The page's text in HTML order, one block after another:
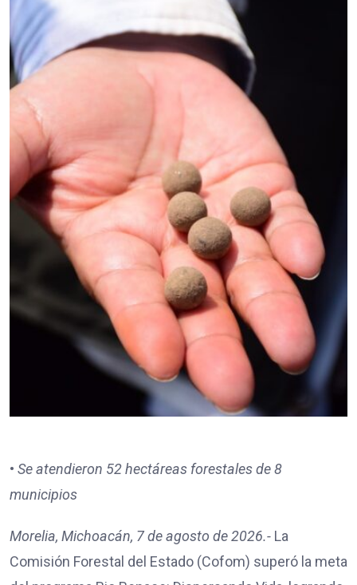
• Se atendieron 52 hectáreas forestales de 8
municipios
Morelia, Michoacán, 7 de agosto de 2026.- La
Comisión Forestal del Estado (Cofom) superó la meta